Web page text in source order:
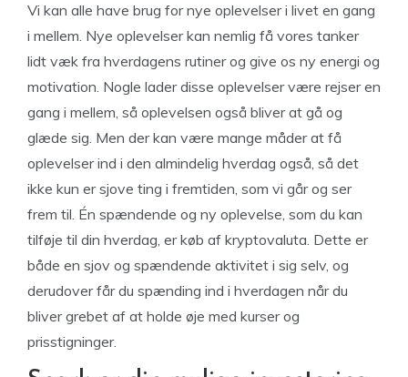
Vi kan alle have brug for nye oplevelser i livet en gang
i mellem. Nye oplevelser kan nemlig få vores tanker
lidt væk fra hverdagens rutiner og give os ny energi og
motivation. Nogle lader disse oplevelser være rejser en
gang i mellem, så oplevelsen også bliver at gå og
glæde sig. Men der kan være mange måder at få
oplevelser ind i den almindelig hverdag også, så det
ikke kun er sjove ting i fremtiden, som vi går og ser
frem til. Én spændende og ny oplevelse, som du kan
tilføje til din hverdag, er køb af kryptovaluta. Dette er
både en sjov og spændende aktivitet i sig selv, og
derudover får du spænding ind i hverdagen når du
bliver grebet af at holde øje med kurser og
prisstigninger.